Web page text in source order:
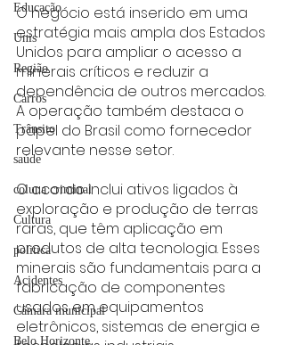
Educação
Unis
Região
Carros
Trânsito
saúde
coluna criminal
Cultura
politica
Acidentes
Câmara municipal
Belo Horizonte
O negócio está inserido em uma
estratégia mais ampla dos Estados
Unidos para ampliar o acesso a
minerais críticos e reduzir a
dependência de outros mercados.
A operação também destaca o
papel do Brasil como fornecedor
relevante nesse setor.
O acordo inclui ativos ligados à
exploração e produção de terras
raras, que têm aplicação em
produtos de alta tecnologia. Esses
minerais são fundamentais para a
fabricação de componentes
usados em equipamentos
eletrônicos, sistemas de energia e